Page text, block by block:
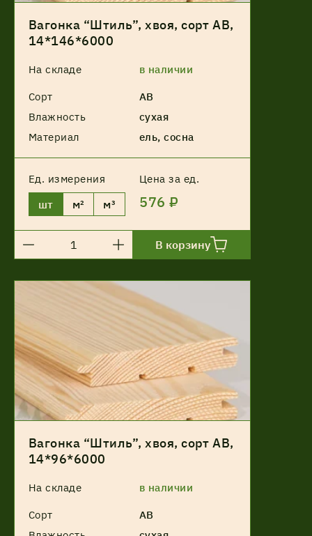
Вагонка “Штиль”, хвоя, сорт АВ,
14*146*6000
На складе в наличии
Сорт
АВ
Влажность
сухая
Материал
ель, сосна
Ед. измерения Цена за ед.
шт м² м³ 576 ₽
В корзину
Вагонка “Штиль”, хвоя, сорт АВ,
14*96*6000
На складе в наличии
Сорт
АВ